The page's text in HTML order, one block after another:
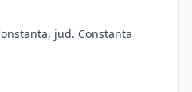
jud. Constanta